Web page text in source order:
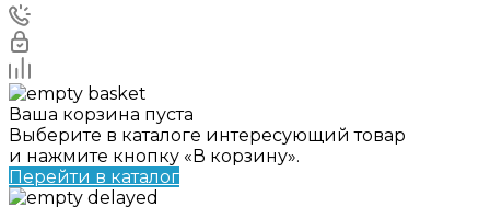
Ваша корзина пуста
Выберите в каталоге интересующий товар
и нажмите кнопку «В корзину».
Перейти в каталог